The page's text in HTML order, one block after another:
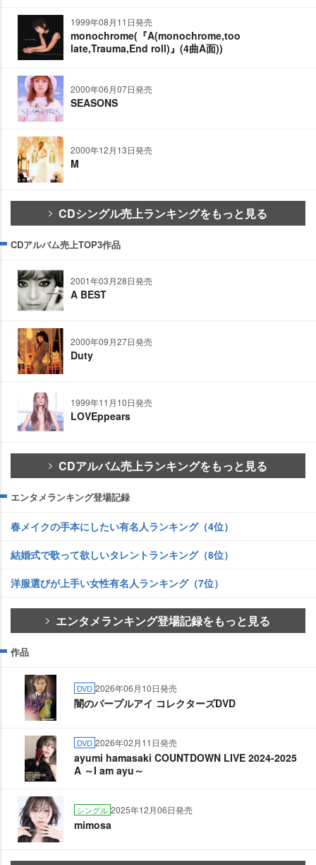
1999年08月11日発売
monochrome(『A(monochrome,too
late,Trauma,End roll)』(4曲A面))
2000年06月07日発売
SEASONS
2000年12月13日発売
M
CDシングル売上ランキングをもっと見る
CDアルバム売上TOP3作品
2001年03月28日発売
A BEST
2000年09月27日発売
Duty
1999年11月10日発売
LOVEppears
CDアルバム売上ランキングをもっと見る
エンタメランキング登場記録
春メイクの手本にしたい有名人ランキング（4位）
結婚式で歌って欲しいタレントランキング（8位）
洋服選びが上手い女性有名人ランキング（7位）
エンタメランキング登場記録をもっと見る
作品
DVD 2026年06月10日発売
闇のパープルアイ コレクターズDVD
DVD 2026年02月11日発売
ayumi hamasaki COUNTDOWN LIVE 2024-2025
A ～I am ayu～
シングル 2025年12月06日発売
mimosa